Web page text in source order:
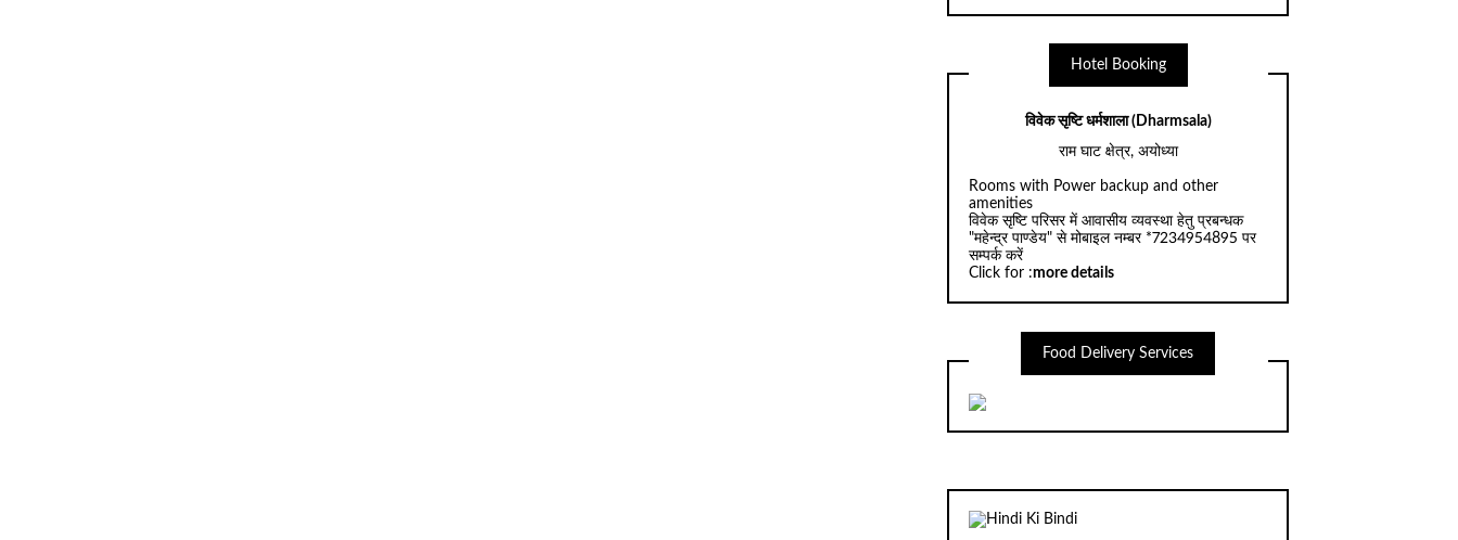
Hotel Booking
विवेक सृष्टि धर्मशाला (Dharmsala)
राम घाट क्षेत्र, अयोध्या
Rooms with Power backup and other
amenities
विवेक सृष्टि परिसर में आवासीय व्यवस्था हेतु प्रबन्धक
"महेन्द्र पाण्डेय" से मोबाइल नम्बर *7234954895 पर
सम्पर्क करें
Click for :more details
Food Delivery Services